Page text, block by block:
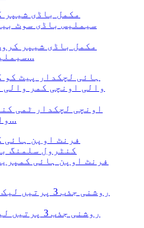
مکمل باڈی شیپر
سیملیس باڈی سوٹ بی...
اونچی لچکدار ٹمی
والا بنا ہوا پتلا...
فرنٹ اوپن ہائی
روشنی جذب 3